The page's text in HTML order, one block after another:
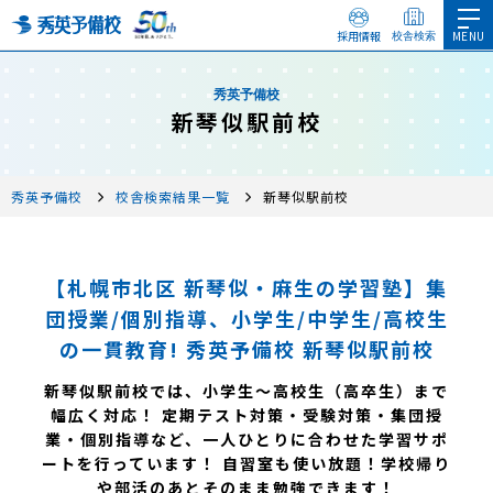
採用情報 校舎検索
秀英予備校
新琴似駅前校
秀英予備校 校舎検索結果一覧 新琴似駅前校
【札幌市北区 新琴似・麻生の学習塾】集
団授業/個別指導、小学生/中学生/高校生
の一貫教育! 秀英予備校 新琴似駅前校
新琴似駅前校では、小学生～高校生（高卒生）まで
幅広く対応！ 定期テスト対策・受験対策・集団授
業・個別指導など、一人ひとりに合わせた学習サポ
ートを行っています！ 自習室も使い放題！学校帰り
や部活のあとそのまま勉強できます！